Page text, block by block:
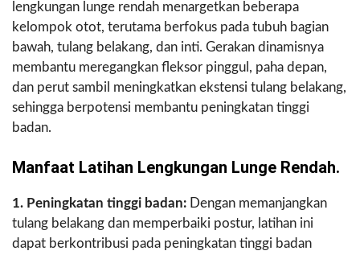
lengkungan lunge rendah menargetkan beberapa
kelompok otot, terutama berfokus pada tubuh bagian
bawah, tulang belakang, dan inti. Gerakan dinamisnya
membantu meregangkan fleksor pinggul, paha depan,
dan perut sambil meningkatkan ekstensi tulang belakang,
sehingga berpotensi membantu peningkatan tinggi
badan.
Manfaat Latihan Lengkungan Lunge Rendah.
1. Peningkatan tinggi badan: Dengan memanjangkan
tulang belakang dan memperbaiki postur, latihan ini
dapat berkontribusi pada peningkatan tinggi badan